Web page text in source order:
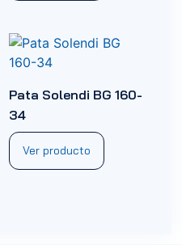
Pata Solendi BG 160-
34
Ver producto